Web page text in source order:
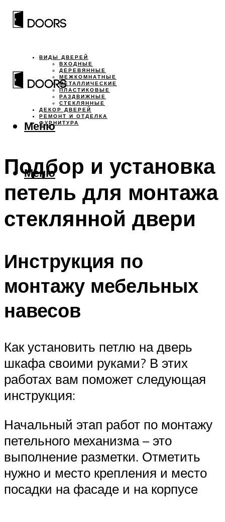
ВИДЫ ДВЕРЕЙ
ВХОДНЫЕ
ДЕРЕВЯННЫЕ
МЕЖКОМНАТНЫЕ
МЕТАЛЛИЧЕСКИЕ
ПЛАСТИКОВЫЕ
РАЗДВИЖНЫЕ
СТЕКЛЯННЫЕ
ДЕКОР ДВЕРЕЙ
РЕМОНТ И ОТДЕЛКА
ФУРНИТУРА
Меню
Меню
Подбор и установка
петель для монтажа
стеклянной двери
Инструкция по
монтажу мебельных
навесов
Как установить петлю на дверь
шкафа своими руками? В этих
работах вам поможет следующая
инструкция:
Начальный этап работ по монтажу
петельного механизма – это
выполнение разметки. Отметить
нужно и место крепления и место
посадки на фасаде и на корпусе